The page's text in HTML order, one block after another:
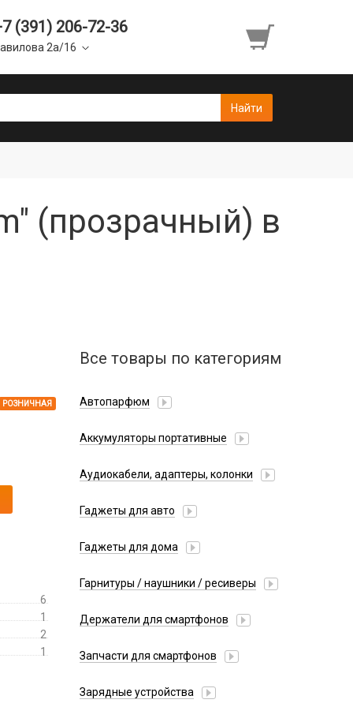
(391) 206-72-36
2а/16
(прозрачный) в
РОЗНИЧНАЯ
6
1
2
1
Все товары по категориям
Автопарфюм
Аккумуляторы портативные
Аудиокабели, адаптеры, колонки
Аудиокабель
Колонки беспроводные
Гаджеты для авто
Парковочные автовизитки
Гаджеты для дома
Разное
Гарнитуры / наушники / ресиверы
Гарнитуры Bluetooth
Проводные USB-C
Держатели для смартфонов
Липперы
Запчасти для смартфонов
Антенны
Зарядные устройства